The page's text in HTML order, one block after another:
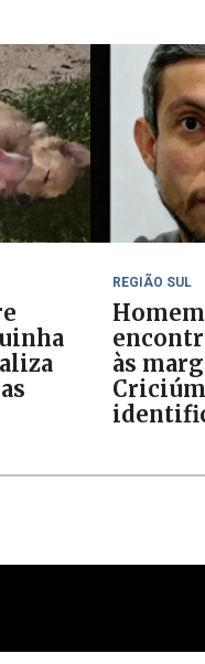
REGIÃO SUL
Homem
às